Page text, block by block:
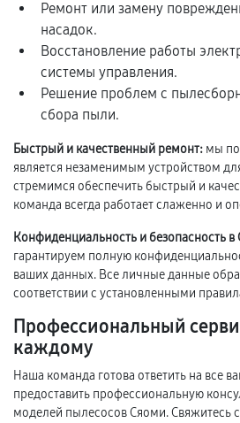
Ремонт или замену
насадок.
Восстановление работы
системы управления.
Решение проблем с
сбора пыли.
Быстрый и качественный ремонт: мы
является незаменимым устройством
стремимся обеспечить быстрый и
команда всегда работает слаженно и
Конфиденциальность и безопасность в
гарантируем полную
ваших данных. Все личные данные
соответствии с установленными
Профессиональный
каждому
Наша команда готова ответить на все
предоставить профессиональную
моделей пылесосов Сяоми. Свяжитесь